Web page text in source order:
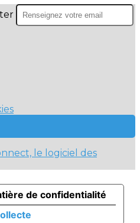
le logiciel des
de confidentialité